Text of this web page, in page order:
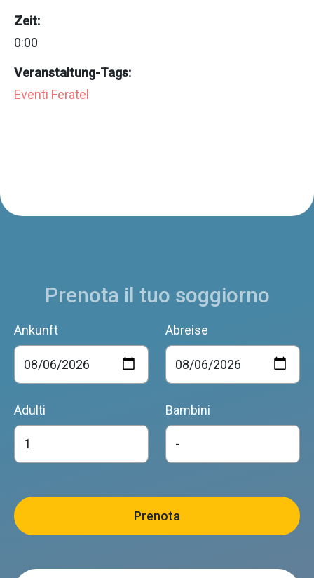
Zeit:
0:00
Veranstaltung-Tags:
Eventi Feratel
Prenota il tuo soggiorno
Ankunft Abreise
Adulti Bambini